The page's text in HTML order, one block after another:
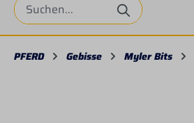
PFERD Gebisse Myler Bits